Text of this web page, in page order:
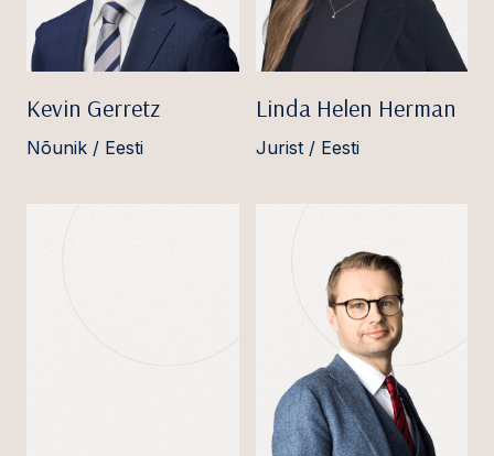
Kevin Gerretz
Nõunik / Eesti
Linda Helen Herman
Jurist / Eesti